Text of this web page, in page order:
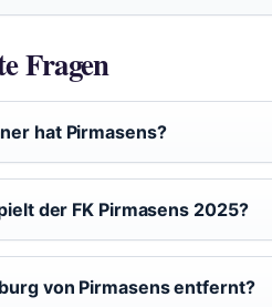
Fragen
hat Pirmasens?
der FK Pirmasens 2025?
von Pirmasens entfernt?